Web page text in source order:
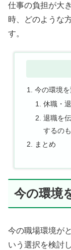
仕事の負担が大
時、どのような
す。
今の環境を
休職・
退職を
するの
まとめ
今の環境
今の職場環境が
いう選択を検討